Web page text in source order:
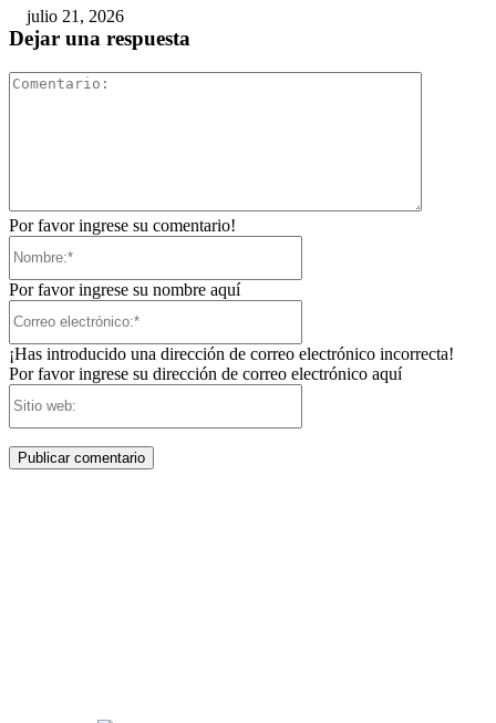
julio 21, 2026
Dejar una respuesta
Por favor ingrese su comentario!
Por favor ingrese su nombre aquí
¡Has introducido una dirección de correo electrónico incorrecta!
Por favor ingrese su dirección de correo electrónico aquí